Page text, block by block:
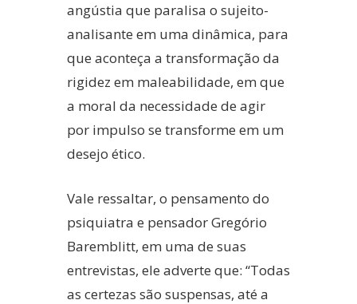
angústia que paralisa o sujeito-
analisante em uma dinâmica, para
que aconteça a transformação da
rigidez em maleabilidade, em que
a moral da necessidade de agir
por impulso se transforme em um
desejo ético.
Vale ressaltar, o pensamento do
psiquiatra e pensador Gregório
Baremblitt, em uma de suas
entrevistas, ele adverte que: “Todas
as certezas são suspensas, até a